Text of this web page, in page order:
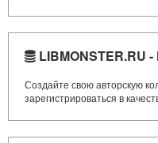
LIBMONSTER.RU
Создайте свою авторскую
зарегистрироваться в